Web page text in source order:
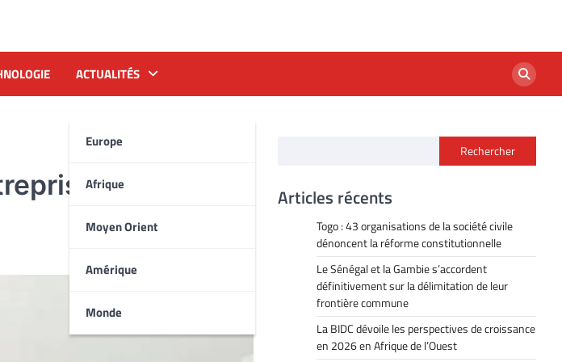
ACTUALITÉS
Europe
Afrique
Moyen Orient
Amérique
Monde
freinent la
Rechercher
Articles récents
Togo : 43 organisations de la société civile
dénoncent la réforme constitutionnelle
Le Sénégal et la Gambie s’accordent
définitivement sur la délimitation de leur
frontière commune
La BIDC dévoile les perspectives de croissance
en 2026 en Afrique de l’Ouest